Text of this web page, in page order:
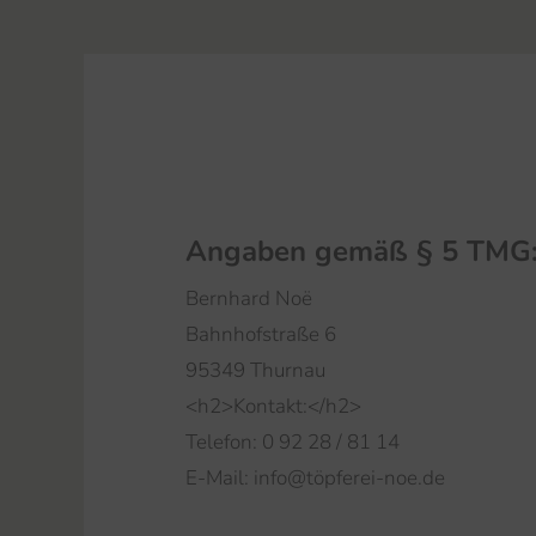
Angaben gemäß § 5 TMG:
Bernhard Noë
Bahnhofstraße 6
95349 Thurnau
<h2>Kontakt:</h2>
Telefon: 0 92 28 / 81 14
E-Mail: info@töpferei-noe.de